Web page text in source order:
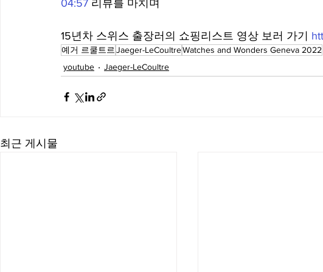
04:57 리뷰를 마치며
15년차 스위스 출장러의 쇼핑리스트 영상 보러 가기
예거 르쿨트르Jaeger-LeCoultreWatches and Wonders Geneva 2022
youtube
Jaeger-LeCoultre
최근 게시물